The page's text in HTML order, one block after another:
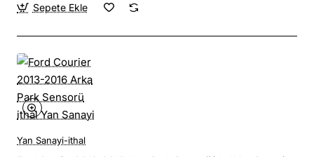
Sepete Ekle
Yan Sanayi-ithal